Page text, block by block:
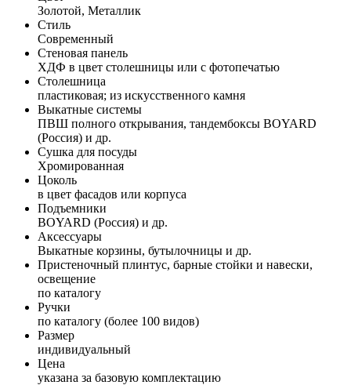
Золотой, Металлик
Стиль
Современный
Стеновая панель
ХДФ в цвет столешницы или с фотопечатью
Столешница
пластиковая; из искусственного камня
Выкатные системы
ПВШ полного открывания, тандембоксы BOYARD
(Россия) и др.
Сушка для посуды
Хромированная
Цоколь
в цвет фасадов или корпуса
Подъемники
BOYARD (Россия) и др.
Аксессуары
Выкатные корзины, бутылочницы и др.
Пристеночный плинтус, барные стойки и навески,
освещение
по каталогу
Ручки
по каталогу (более 100 видов)
Размер
индивидуальный
Цена
указана за базовую комплектацию